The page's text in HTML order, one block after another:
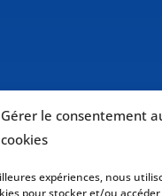
Gérer le consentement
cookies
expériences, nous
pour stocker et/ou